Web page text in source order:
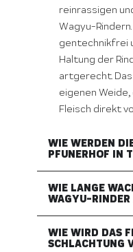
reinrassigen
Wagyu-
gentechnikfrei
Haltung der
artgerecht.
eigenen
Fleisch direkt
WIE WERDEN
PFUNERHOF IN
WIE LANGE
WAGYU-
WIE WIRD DAS
SCHLACHTUNG